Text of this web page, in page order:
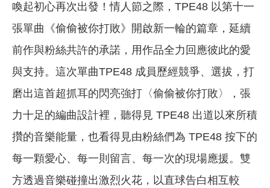
喚起初心再次出發！情人節之際，TPE48 以第十一
張單曲《偷偷被你打敗》開啟新一輪的篇章，延續
前作與粉絲共許的承諾，用作品全力回應彼此的愛
與支持。這次單曲TPE48 成員歷經競爭、選拔，打
磨出這首超抓耳的閃亮強打〈偷偷被你打敗〉，張
力十足的編曲設計裡，聽得見 TPE48 出道以來所積
攢的音樂能量，也看得見由粉絲們為 TPE48 按下的
每一顆愛心、每一則留言、每一次的現場應援。雙
方透過音樂碰撞出激烈火花，以直球告白相互較